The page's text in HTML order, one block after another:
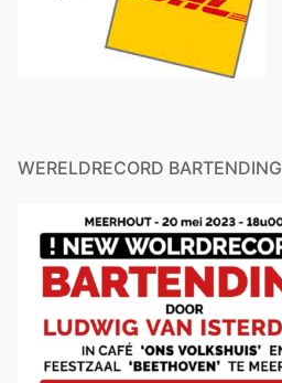
WERELDRECORD BARTENDING